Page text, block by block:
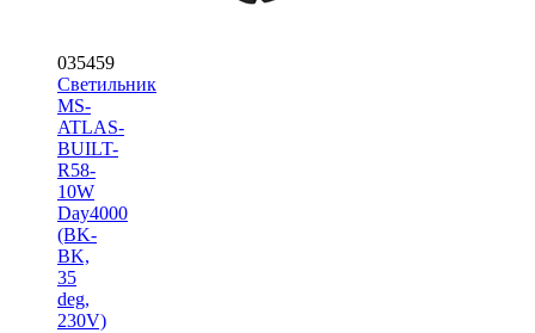
035459
Светильник
MS-
ATLAS-
BUILT-
R58-
10W
Day4000
(BK-
BK,
35
deg,
230V)